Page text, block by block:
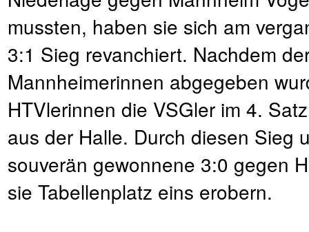
mussten, haben sie sich am
3:1 Sieg revanchiert. Nachdem
Mannheimerinnen abgegeben
HTVlerinnen die VSGler im 4.
aus der Halle. Durch diesen Sieg
souverän gewonnene 3:0 gegen
sie Tabellenplatz eins erobern.